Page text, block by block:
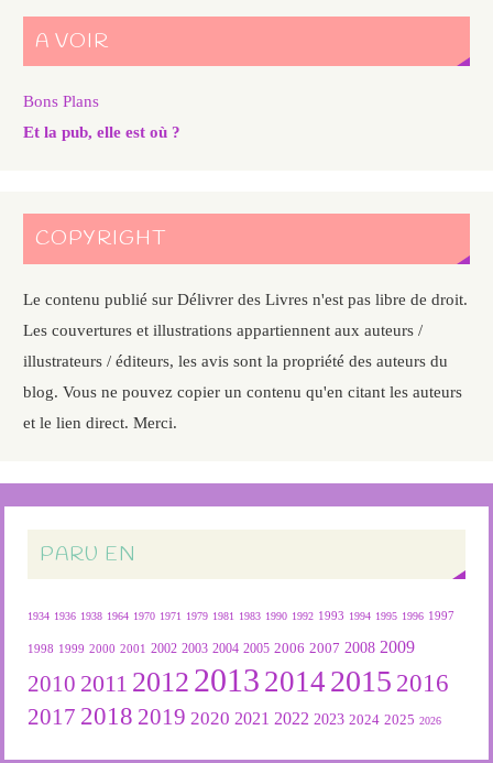
A VOIR
Bons Plans
Et la pub, elle est où ?
COPYRIGHT
Le contenu publié sur Délivrer des Livres n'est pas libre de droit.
Les couvertures et illustrations appartiennent aux auteurs /
illustrateurs / éditeurs, les avis sont la propriété des auteurs du
blog. Vous ne pouvez copier un contenu qu'en citant les auteurs
et le lien direct. Merci.
PARU EN
1934 1936 1938 1964 1970 1971 1979 1981 1983 1990 1992 1993 1994 1995 1996 1997
1998 1999 2000 2001 2002 2003 2004 2005 2006 2007 2008 2009
2010 2011 2012 2013 2014 2015 2016
2017 2018 2019 2020 2021 2022 2023 2024 2025 2026